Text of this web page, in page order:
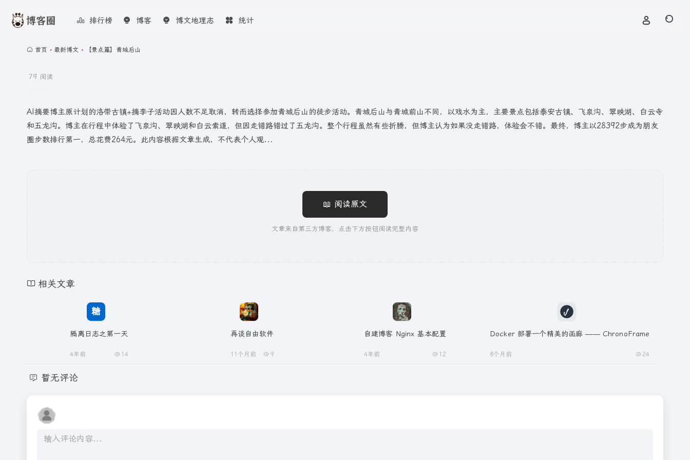
排行榜 博客 博文地理志 统计
首页 • 最新博文 • 【景点篇】青城后山
79 阅读
AI摘要博主原计划的洛带古镇+摘李子活动因人数不足取消，转而选择参加青城后山的徒步活动。青城后山与青城前山不同，以戏水为主，主要景点包括泰安古镇、飞泉沟、翠映湖、白云寺
和五龙沟。博主在行程中体验了飞泉沟、翠映湖和白云索道，但因走错路错过了五龙沟。整个行程虽然有些折腾，但博主认为如果没走错路，体验会不错。最终，博主以28392步成为朋友
圈步数排行第一，总花费264元。此内容根据文章生成，不代表个人观...
📖 阅读原文
文章来自第三方博客，点击下方按钮阅读完整内容
相关文章
隔离日志之第一天
4年前 14
再谈自由软件
11个月前 9
自建博客 Nginx 基本配置
4年前 12
Docker 部署一个精美的画廊 —— ChronoFrame
8个月前 24
暂无评论